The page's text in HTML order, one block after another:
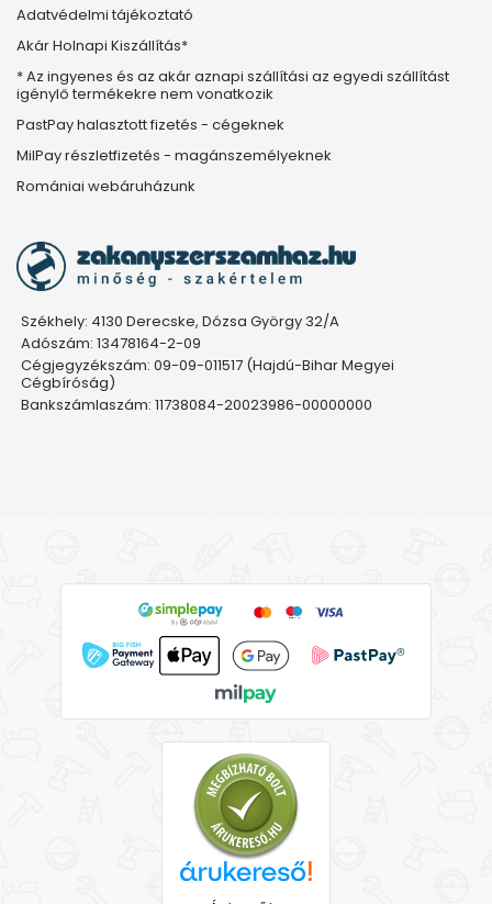
Adatvédelmi tájékoztató
Akár Holnapi Kiszállítás*
* Az ingyenes és az akár aznapi szállítási az egyedi szállítást
igénylő termékekre nem vonatkozik
PastPay halasztott fizetés - cégeknek
MilPay részletfizetés - magánszemélyeknek
Romániai webáruházunk
Székhely: 4130 Derecske, Dózsa György 32/A
Adószám: 13478164-2-09
Cégjegyzékszám: 09-09-011517 (Hajdú-Bihar Megyei
Cégbíróság)
Bankszámlaszám: 11738084-20023986-00000000